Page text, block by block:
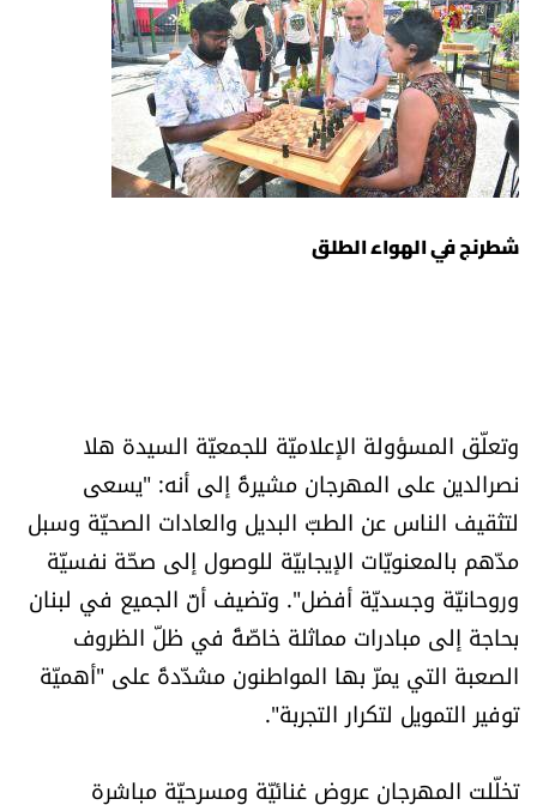
الرياضة
منوّعات
حظّك اليوم
للتاريخ
من نحن
للتواصل معنا
شروط الاستخدام
شروط الإشتراك
Digital solutions by
شطرنج في الهواء الطلق
وتعلّق المسؤولة الإعلاميّة للجمعيّة السيدة هلا
نصرالدين على المهرجان مشيرةً إلى أنه: "يسعى
لتثقيف الناس عن الطبّ البديل والعادات الصحيّة وسبل
مدّهم بالمعنويّات الإيجابيّة للوصول إلى صحّة نفسيّة
وروحانيّة وجسديّة أفضل". وتضيف أنّ الجميع في لبنان
بحاجة إلى مبادرات مماثلة خاصّةً في ظلّ الظروف
الصعبة التي يمرّ بها المواطنون مشدّدةً على "أهميّة
توفير التمويل لتكرار التجربة".
تخلّلت المهرجان عروض غنائيّة ومسرحيّة مباشرة